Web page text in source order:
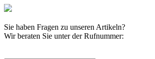
Sie haben Fragen zu unseren Artikeln?
Wir beraten Sie unter der Rufnummer: